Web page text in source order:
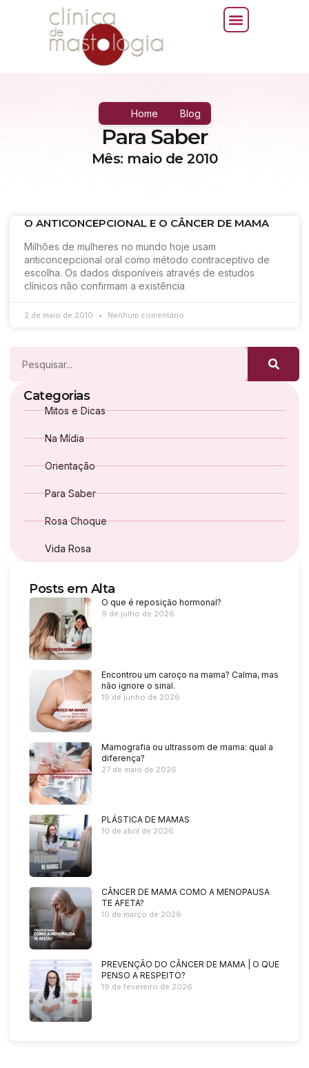
Home Blog
Para Saber
Mês: maio de 2010
O ANTICONCEPCIONAL E O CÂNCER DE MAMA
Milhões de mulheres no mundo hoje usam
anticoncepcional oral como método contraceptivo de
escolha. Os dados disponíveis através de estudos
clínicos não confirmam a existência
2 de maio de 2010 Nenhum comentário
Categorias
Mitos e Dicas
Na Mídia
Orientação
Para Saber
Rosa Choque
Vida Rosa
Posts em Alta
O que é reposição hormonal?
9 de julho de 2026
Encontrou um caroço na mama? Calma, mas
não ignore o sinal.
19 de junho de 2026
Mamografia ou ultrassom de mama: qual a
diferença?
27 de maio de 2026
PLÁSTICA DE MAMAS
10 de abril de 2026
CÂNCER DE MAMA COMO A MENOPAUSA
TE AFETA?
10 de março de 2026
PREVENÇÃO DO CÂNCER DE MAMA | O QUE
PENSO A RESPEITO?
19 de fevereiro de 2026